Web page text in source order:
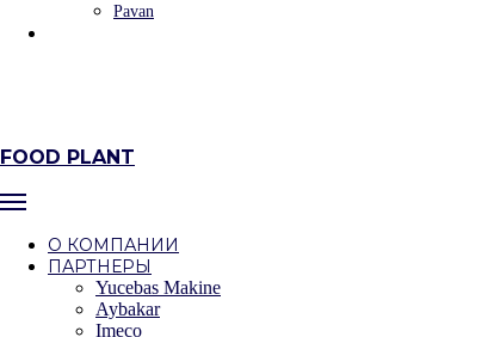
Pavan
FOOD PLANT
О КОМПАНИИ
ПАРТНЕРЫ
Yucebas Makine
Aybakar
Imeco